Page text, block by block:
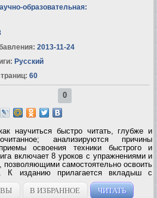
образовательная:
2013-11-24
Русский
60
0
научиться быстро читать, глубже и
анализируются причины
освоения техники быстрого и
включает 8 уроков с упражнениями и
позволяющими самостоятельно освоить
К изданию прилагается вкладыш с
ЧИТАТЬ БЫСТРО – Первая
Олега...В ИЗБРАННОЕ ЧИТАТЬ